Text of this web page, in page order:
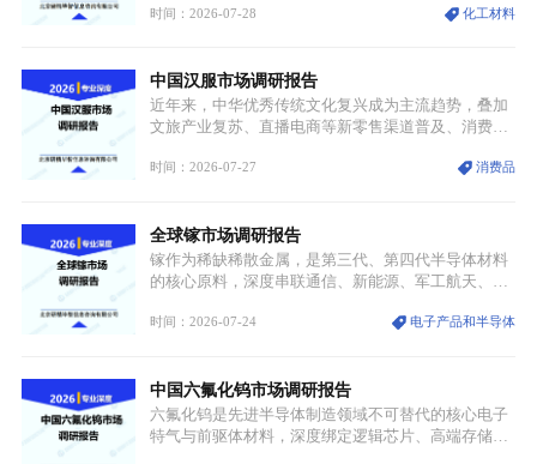
停产，行业长期维持寡头垄断的供应链格局彻底瓦
价无市”的供给真空，并沿高频覆铜板、PCB电路板向
AI服务器、5G基站等高端电子终端持续传导，全产业
链生产、成本、交付均承受巨大压力。
时间：2026-07-28 化工材料
中国汉服市场调研报告
近年来，中华优秀传统文化复兴成为主流趋势，叠加
文旅产业复苏、直播电商等新零售渠道普及、消费群
服不再局限于传统节日、古风活动等小众场景，逐步
重要载体。同时，行业标准落地、生产技术升级、原
创设计能力提升，进一步夯实产业发展根基，吸引传
统服饰品牌、文旅企业等跨界入局，市场活力持续释
时间：2026-07-27 消费品
全球镓市场调研报告
镓作为稀缺稀散金属，是第三代、第四代半导体材料
的核心原料，深度串联通信、新能源、军工航天、光
与大国科技博弈的关键战略资源。镓并非传统大宗金
领域渗透”的战略体系，成为全球科技产业运转的刚
需资源。
时间：2026-07-24 电子产品和半导体
中国六氟化钨市场调研报告
六氟化钨是先进半导体制造领域不可替代的核心电子
特气与前驱体材料，深度绑定逻辑芯片、高端存储芯